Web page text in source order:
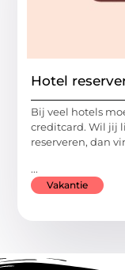
Hotel
Bij veel hotels
creditcard. Wil jij
reserveren, dan
...
Vakantie